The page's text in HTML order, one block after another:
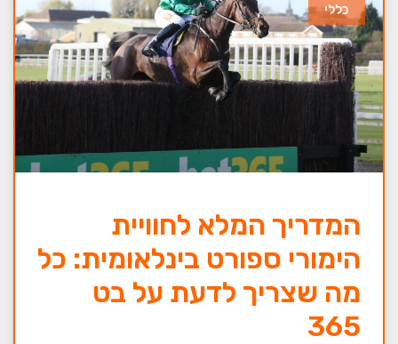
כללי
המדריך המלא לחוויית
הימורי ספורט בינלאומית: כל
מה שצריך לדעת על בט
365